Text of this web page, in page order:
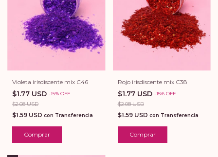
Violeta irisdiscente mix C46
$1.77 USD -15% OFF
$2.08 USD
$1.59 USD con Transferencia
Comprar
Rojo irisdiscente mix C38
$1.77 USD -15% OFF
$2.08 USD
$1.59 USD con Transferencia
Comprar